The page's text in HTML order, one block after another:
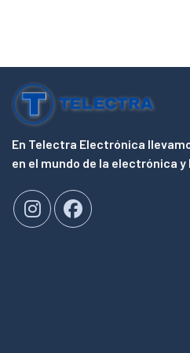
En Telectra Electrónica
en el mundo de la electrónica